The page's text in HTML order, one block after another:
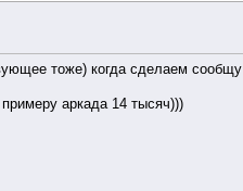
тоже) когда сделаем сообщу
аркада 14 тысяч)))